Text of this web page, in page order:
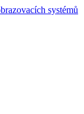
systémů